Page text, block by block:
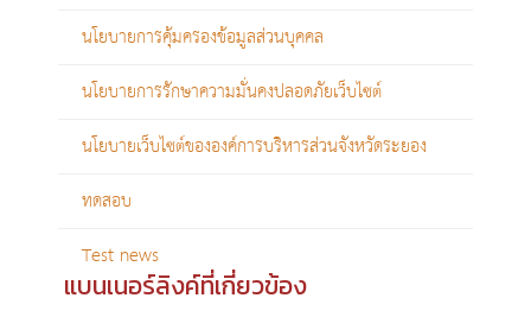
นโยบายการคุ้มครองข้อมูลส่วนบุคคล
นโยบายการรักษาความมั่นคงปลอดภัยเว็บไซต์
นโยบายเว็บไซต์ขององค์การบริหารส่วนจังหวัดระยอง
ทดสอบ
Test news
แบนเนอร์ลิงค์ที่เกี่ยวข้อง